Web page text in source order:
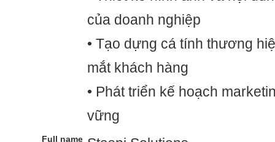
của doanh nghiệp
• Tạo dựng cá tính thương
mắt khách hàng
• Phát triển kế hoạch
vững
Full name